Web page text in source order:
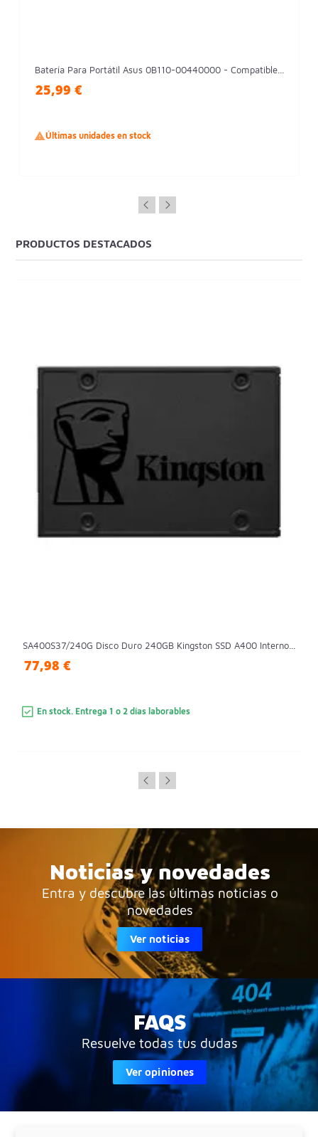
Batería Para Portátil Asus 0B110-00440000 - Compatible...
25,99 €
Últimas unidades en stock
PRODUCTOS DESTACADOS
SA400S37/240G Disco Duro 240GB Kingston SSD A400 Interno...
77,98 €
En stock. Entrega 1 o 2 días laborables
Noticias y novedades
Entra y descubre las últimas noticias o
novedades
Ver noticias
FAQS
Resuelve todas tus dudas
Ver opiniones